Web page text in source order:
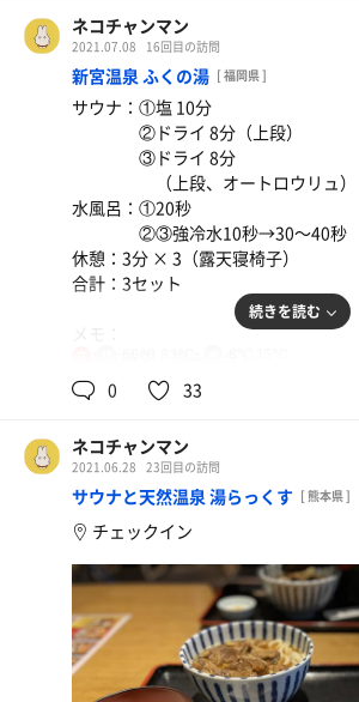
・ゼン🧎‍♀️ こちらも部屋の狭さと
ストーブの近さのおかげで
ロウリュのまわり方が素晴らしい！
1人でゆっくりこじんまりと…
足先とストーブとトントゥを
見つめていたら
心やすらかになりました。
《アイスサウナ》
・水風呂も良いけど、
アイスサウナもいいよね。
水風呂ほどグワーっと冷えないので
体感温度の調整しやすいし、
体や髪が濡れずに汗も引くので
休憩するときに体拭かなくてよいの
嬉しい！
白い空間にヴィヒタの緑があって
より良い雰囲気にしてくれています
《休憩》
・壁沿いにあるナミナミの
体にフィットして
ふわ〜っと力が抜けていきます…
・ハンモックに座って目を閉じる
気持ちよくゆらゆら揺れて
ととのいました。
・塩🧂 やっぱり湯らっくすの
塩サウナが大好き‼︎
この湿度と温度と、
サラサラで丁度いいサイズの塩が
たまりません。
蒸気が出だすと一気に熱くなって
水風呂が恋しくなります。
・ドライ 17時、はらさんの
アウフグース！
丁寧だけどダイナミック、
熱波は肩から一気に振り下ろす強風
やっぱり最高です〜‼︎
香りはオレンジスウィート🍊
3セット目はアウフグースのおかげで
なってました。
《水風呂》
・火照った全身を
階段を登って天然水へ…
最初は冷たく感じますが、
しばらく入っていると
凄く気持ちよく感じる不思議！
《外気浴》
・露天の椅子の形が
ジャストフィットすぎる。
ネコチャンマン
2021.07.08 16回目の訪問
新宮温泉 ふくの湯 [ 福岡県 ]
サウナ：①塩 10分
②ドライ 8分（上段）
③ドライ 8分
（上段、オートロウリュ）
水風呂：①20秒
②③強冷水10秒→30〜40秒
休憩：3分 × 3（露天寝椅子）
合計：3セット
平日木曜の21時前から22時半まで滞
人はちょっとだけ少なめ。
《サウナ》
・塩🧂 60度ちょい。
体感温度も程よく、
塩の粒もちょうど良い大きさで
気持ちよく塩が溶けてお肌すべす
テレビでクセすごGPが流れてて
頬が緩みました。
・高温
広いし綺麗だし、テレビを見ながら
すっごく気持ちよく過ごせる空間
続きを読む
0 33
ネコチャンマン
2021.06.28 23回目の訪問
サウナと天然温泉 湯らっくす [ 熊本県 ]
チェックイン